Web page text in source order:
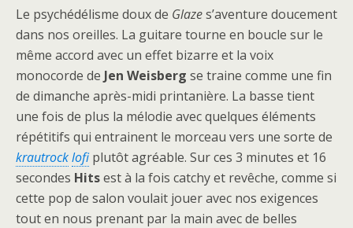
Le psychédélisme doux de Glazes’aventure doucement
dans nos oreilles. La guitare tourne en boucle sur le
même accord avec un effet bizarre et la voix
monocorde de Jen Weisberg se traine comme une fin
de dimanche après-midi printanière. La basse tient
une fois de plus la mélodie avec quelques éléments
répétitifs qui entrainent le morceau vers une sorte de
krautrocklofi plutôt agréable. Sur ces 3 minutes et 16
secondes Hitsest à la fois catchy et revêche, comme si
cette pop de salon voulait jouer avec nos exigences
tout en nous prenant par la main avec de belles